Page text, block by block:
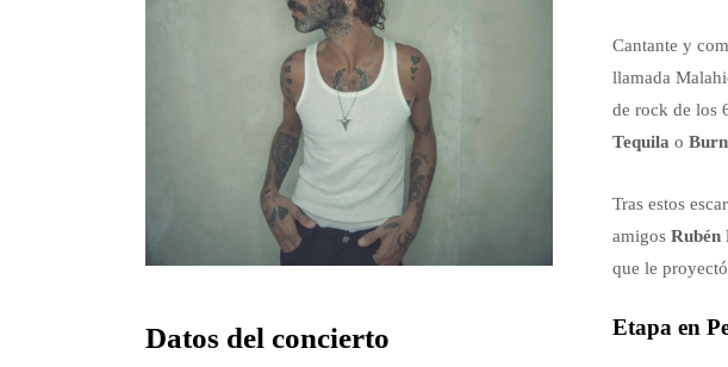
Datos del concierto
Cantante y
llamada
de rock de los
Tequila o
Tras estos
amigos Rubén
que le
Etapa en